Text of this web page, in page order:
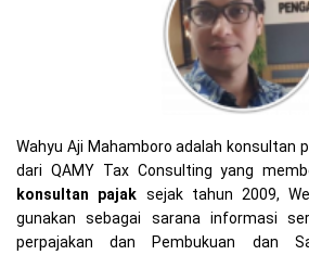
Wahyu Aji Mahamboro adalah konsultan
dari QAMY Tax Consulting yang
konsultan pajak sejak tahun 2009,
gunakan sebagai sarana informasi
perpajakan dan Pembukuan dan